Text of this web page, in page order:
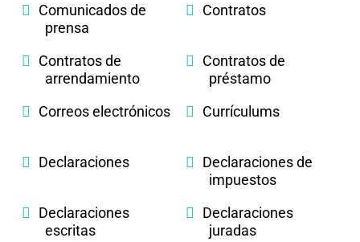
Comunicados de
prensa
Contratos
Contratos de
arrendamiento
Contratos de
préstamo
Correos electrónicos
Currículums
Declaraciones
Declaraciones de
impuestos
Declaraciones
escritas
Declaraciones
juradas